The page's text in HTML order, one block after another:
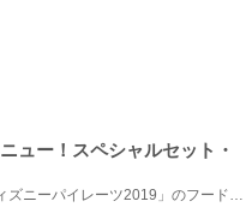
ュー！スペシャルセット・
東京ディズニーシーで2019年7月8日（月）から発売される「ディズニーパイレーツ2019」のフードメニュー...